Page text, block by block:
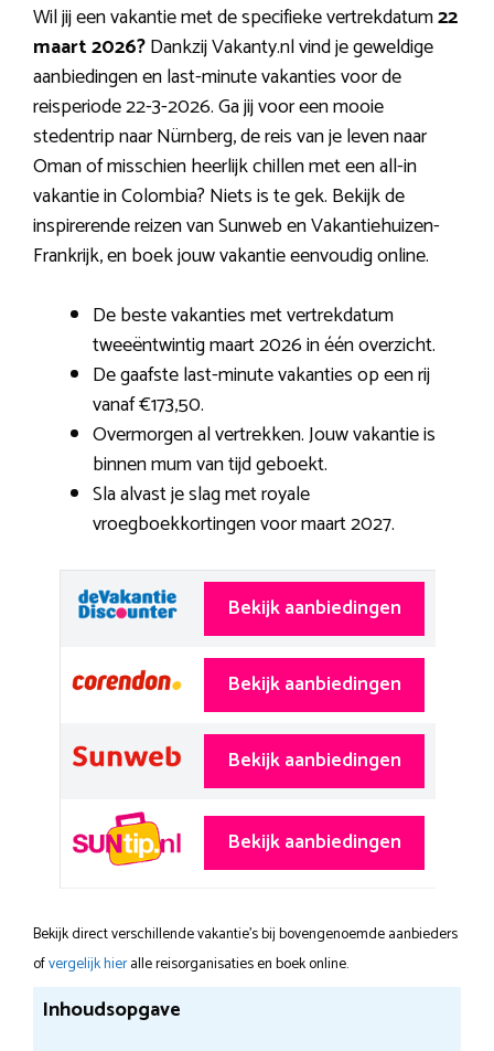
Wil jij een vakantie met de specifieke vertrekdatum22
maart 2026?Dankzij Vakanty.nl vind je geweldige
aanbiedingen en last-minute vakanties voor de
reisperiode 22-3-2026. Ga jij voor een mooie
stedentrip naar Nürnberg, de reis van je leven naar
Oman of misschien heerlijk chillen met een all-in
vakantie in Colombia? Niets is te gek. Bekijk de
inspirerende reizen van Sunweb en Vakantiehuizen-
Frankrijk, en boek jouw vakantie eenvoudig online.
De beste vakanties met vertrekdatum
tweeëntwintig maart 2026 in één overzicht.
De gaafste last-minute vakanties op een rij
vanaf €173,50.
Overmorgen al vertrekken. Jouw vakantie is
binnen mum van tijd geboekt.
Sla alvast je slag met royale
vroegboekkortingen voor maart 2027.
Bekijk aanbiedingen
Bekijk aanbiedingen
Bekijk aanbiedingen
Bekijk aanbiedingen
Bekijk direct verschillende vakantie's bij bovengenoemde aanbieders
ofvergelijk hieralle reisorganisaties en boek online.
Inhoudsopgave